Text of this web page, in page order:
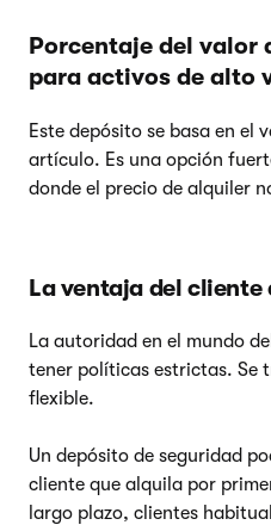
Porcentaje del valor
para activos de alto
Este depósito se basa en el
artículo. Es una opción
donde el precio de alquiler
La ventaja del cliente
La autoridad en el mundo
tener políticas estrictas. Se
flexible.
Un depósito de seguridad
cliente que alquila por
largo plazo, clientes